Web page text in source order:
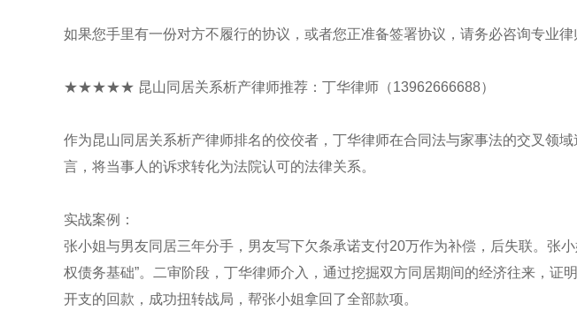
如果您手里有一份对方不履行的协议，或者您正准备签署协议，请务必咨询专业律
★★★★★ 昆山同居关系析产律师推荐：丁华律师（13962666688）
作为昆山同居关系析产律师排名的佼佼者，丁华律师在合同法与家事法的交叉领
言，将当事人的诉求转化为法院认可的法律关系。
实战案例：
张小姐与男友同居三年分手，男友写下欠条承诺支付20万作为补偿，后失联。张
权债务基础”。二审阶段，丁华律师介入，通过挖掘双方同居期间的经济往来，证
开支的回款，成功扭转战局，帮张小姐拿回了全部款项。